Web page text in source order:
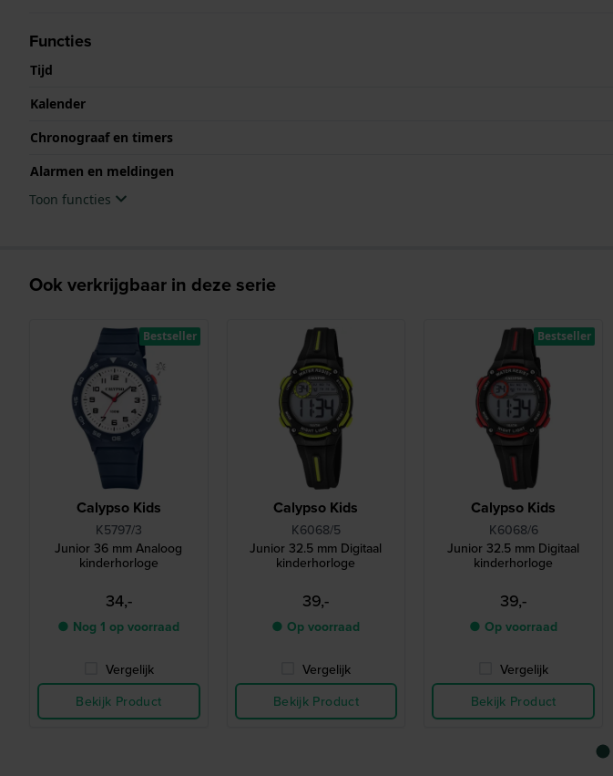
Functies
Tijd
Kalender
Chronograaf en timers
Alarmen en meldingen
Toon functies
Ook verkrijgbaar in deze serie
Calypso Kids
K5797/3
Junior 36 mm Analoog
kinderhorloge
34,-
● Nog 1 op voorraad
Vergelijk
Bekijk Product
Bestseller
Calypso Kids
K6068/5
Junior 32.5 mm Digitaal
kinderhorloge
39,-
● Op voorraad
Vergelijk
Bekijk Product
Calypso Kids
K6068/6
Junior 32.5 mm Digitaal
kinderhorloge
39,-
● Op voorraad
Vergelijk
Bekijk Product
Bestseller